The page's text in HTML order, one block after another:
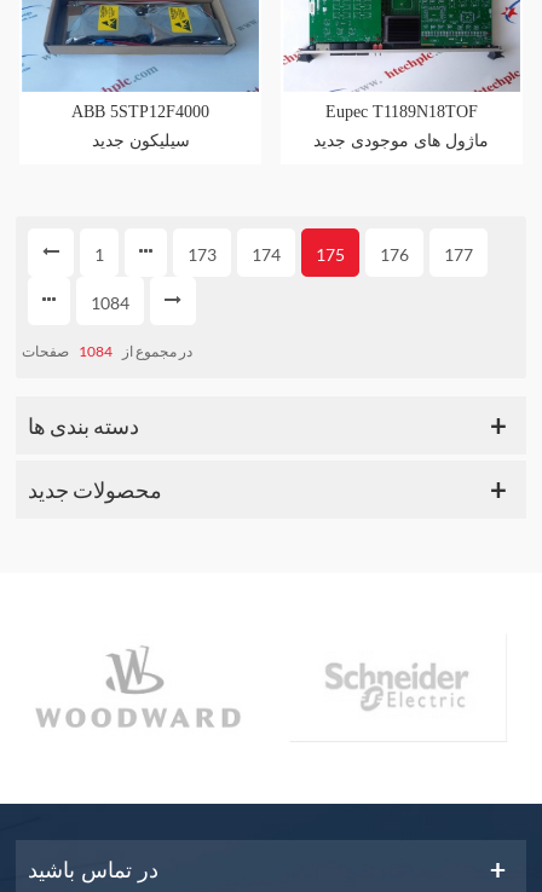
ABB 5STP12F4000
سیلیکون جدید
Eupec T1189N18TOF
ماژول های موجودی جدید
1 173 174 175 176 177
1084
در مجموع از 1084 صفحات
دسته بندی ها
محصولات جدید
در تماس باشید